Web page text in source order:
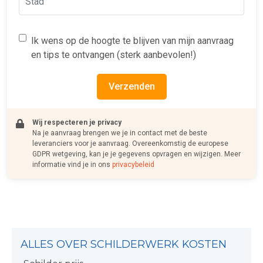
Ik wens op de hoogte te blijven van mijn aanvraag
en tips te ontvangen (sterk aanbevolen!)
Verzenden
Wij respecteren je privacy
Na je aanvraag brengen we je in contact met de beste
leveranciers voor je aanvraag. Overeenkomstig de europese
GDPR wetgeving, kan je je gegevens opvragen en wijzigen. Meer
informatie vind je in ons privacybeleid
ALLES OVER SCHILDERWERK KOSTEN